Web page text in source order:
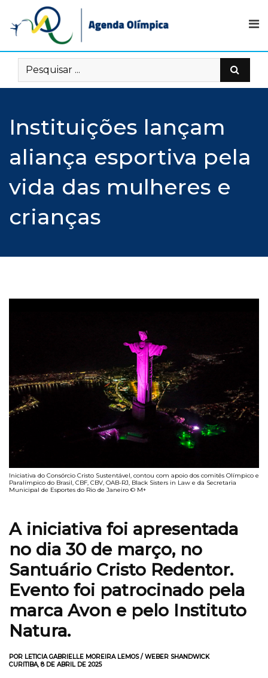
content
Instituições lançam
aliança esportiva pela
vida das mulheres e
crianças
Iniciativa do Consórcio Cristo Sustentável, contou com apoio dos comitês Olímpico e
Paralímpico do Brasil, CBF, CBV, OAB-RJ, Black Sisters in Law e da Secretaria
Municipal de Esportes do Rio de Janeiro © M+
A iniciativa foi apresentada
no dia 30 de março, no
Santuário Cristo Redentor.
Evento foi patrocinado pela
marca Avon e pelo Instituto
Natura.
POR LETICIA GABRIELLE MOREIRA LEMOS / WEBER SHANDWICK
CURITIBA, 8 DE ABRIL DE 2025